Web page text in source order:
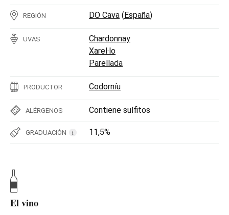
REGIÓN DO Cava (España)
UVAS
Chardonnay
Xarel·lo
Parellada
PRODUCTOR Codorníu
ALÉRGENOS Contiene sulfitos
GRADUACIÓN i 11,5%
El vino